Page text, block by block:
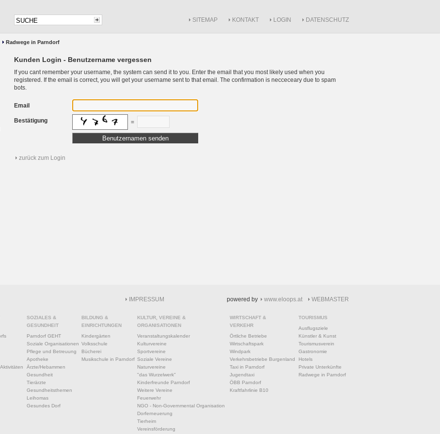
SITEMAP KONTAKT LOGIN DATENSCHUTZ
Radwege in Parndorf
Kunden Login - Benutzername vergessen
If you cant remember your username, the system can send it to you. Enter the email that you most likely used when you
registered. If the email is correct, you will get your username sent to that email. The confirmation is necceceary due to spam
bots.
Email
Bestätigung =
zurück zum Login
IMPRESSUM powered by www.eloops.at WEBMASTER
SOZIALES &
GESUNDHEIT
Parndorf GEHT
Soziale Organisationen
Pflege und Betreuung
Apotheke
Ärzte/Hebammen
Gesundheit
Tierärzte
Gesundheitsthemen
Leihomas
Gesundes Dorf
BILDUNG &
EINRICHTUNGEN
Kindergärten
Volksschule
Bücherei
Musikschule in Parndorf
KULTUR, VEREINE &
ORGANISATIONEN
Veranstaltungskalender
Kulturvereine
Sportvereine
Soziale Vereine
Naturvereine
"das Wurzelwerk"
Kinderfreunde Parndorf
Weitere Vereine
Feuerwehr
NGO - Non-Governmental Organisation
Dorferneuerung
Tierheim
Vereinsförderung
WIRTSCHAFT &
VERKEHR
Örtliche Betriebe
Wirtschaftspark
Windpark
Verkehrsbetriebe Burgenland
Taxi in Parndorf
Jugendtaxi
ÖBB Parndorf
Kraftfahrlinie B10
TOURISMUS
Ausflugsziele
Künstler & Kunst
Tourismusverein
Gastronomie
Hotels
Private Unterkünfte
Radwege in Parndorf